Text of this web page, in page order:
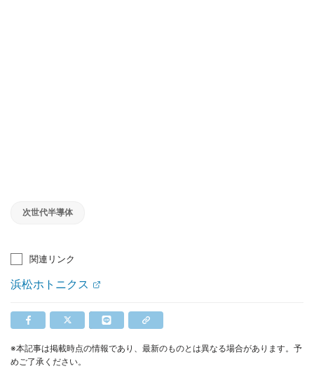
次世代半導体
関連リンク
浜松ホトニクス
※本記事は掲載時点の情報であり、最新のものとは異なる場合があります。予
めご了承ください。